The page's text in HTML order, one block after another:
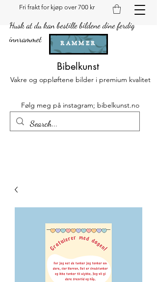
Fri frakt for kjøp over 700 kr
Husk at du kan bestille bildene dine ferdig
innrammet
RAMMER
Bibelkunst
Vakre og oppløftene bilder i premium kvalitet
Følg meg på instagram; bibelkunst.no